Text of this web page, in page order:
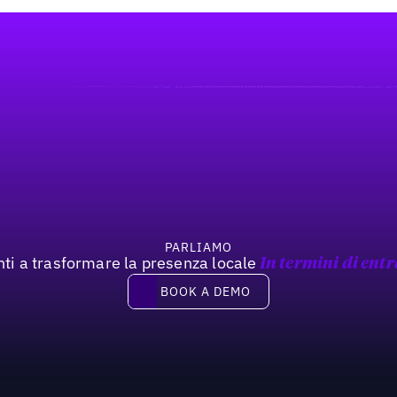
PARLIAMO
a trasformare la presenza locale In termini di
Book a demo
BOOK A DEMO